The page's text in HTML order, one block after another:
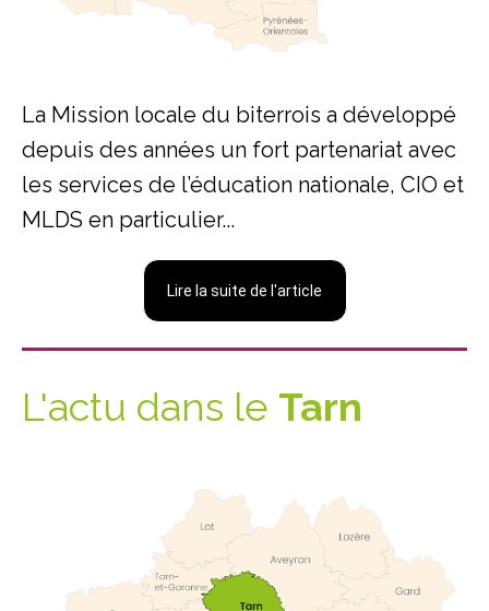
La Mission locale du biterrois a développé
depuis des années un fort partenariat avec
les services de l’éducation nationale, CIO et
MLDS en particulier...
Lire la suite de l'article
L'actu dans le Tarn